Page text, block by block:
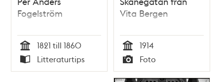
Fogelström
Tid
1821 till 1860
Typ
Litteraturtips
Vita Bergen
Tid
1914
Typ
Foto